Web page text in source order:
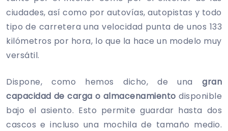
ciudades, así como por autovías, autopistas y todo
tipo de carretera una velocidad punta de unos 133
kilómetros por hora, lo que la hace un modelo muy
versátil.
Dispone, como hemos dicho, de una gran
capacidad de carga o almacenamiento disponible
bajo el asiento. Esto permite guardar hasta dos
cascos e incluso una mochila de tamaño medio.